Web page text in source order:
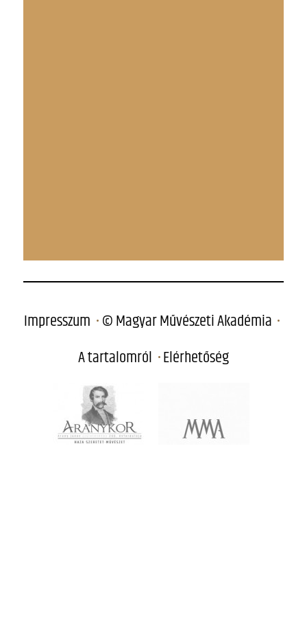
Impresszum © Magyar Művészeti Akadémia
A tartalomról Elérhetőség